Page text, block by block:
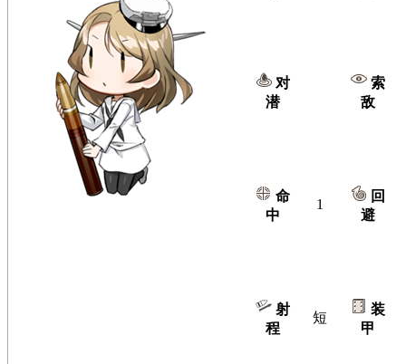
对
潜
索
敌
命
中
1
回
避
射
程
短
装
甲